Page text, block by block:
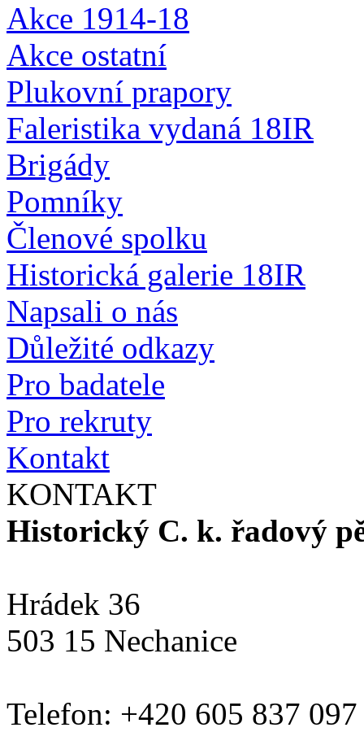
Akce 1914-18
Akce ostatní
Plukovní prapory
Faleristika vydaná 18IR
Brigády
Pomníky
Členové spolku
Historická galerie 18IR
Napsali o nás
Důležité odkazy
Pro badatele
Pro rekruty
Kontakt
KONTAKT
Historický C. k. řadový
Hrádek 36
503 15 Nechanice
Telefon: +420 605 837 097